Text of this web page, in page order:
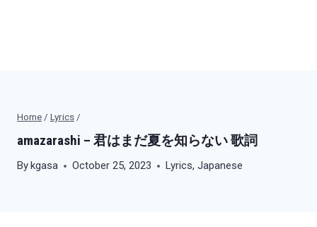
Home / Lyrics /
amazarashi – 君はまだ夏を知らない 歌詞
Bykgasa October 25, 2023 Lyrics,Japanese